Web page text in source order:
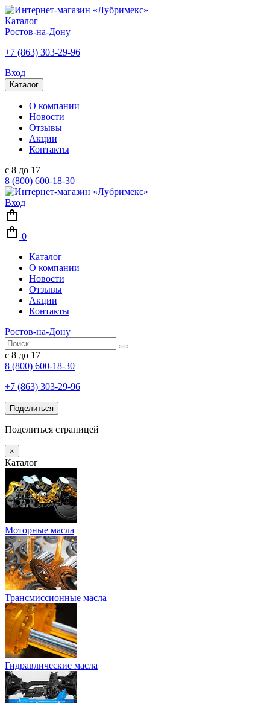
Каталог
Ростов-на-Дону
+7 (863) 303-29-96
Вход
Каталог
О компании
Новости
Отзывы
Акции
Контакты
с 8 до 17
8 (800) 600-18-30
Вход
0
Каталог
О компании
Новости
Отзывы
Акции
Контакты
Ростов-на-Дону
с 8 до 17
8 (800) 600-18-30
+7 (863) 303-29-96
Поделиться
Поделиться страницей
×
Каталог
Моторные масла
Трансмиссионные масла
Гидравлические масла